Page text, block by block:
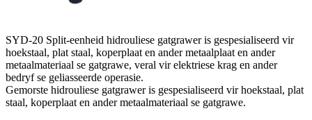
SYD-20 Split-eenheid hidrouliese gatgrawer is gespesialiseerd vir
hoekstaal, plat staal, koperplaat en ander metaalplaat en ander
metaalmateriaal se gatgrawe, veral vir elektriese krag en ander
bedryf se geliasseerde operasie.
Gemorste hidrouliese gatgrawer is gespesialiseerd vir hoekstaal, plat
staal, koperplaat en ander metaalmateriaal se gatgrawe.